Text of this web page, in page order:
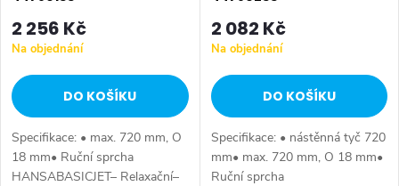
2 256 Kč
Na objednání
DO KOŠÍKU
Specifikace: • max. 720 mm, O
18 mm• Ruční sprcha
HANSABASICJET– Relaxační–
2 082 Kč
Na objednání
DO KOŠÍKU
Specifikace: • nástěnná tyč 720
mm• max. 720 mm, O 18 mm•
Ruční sprcha